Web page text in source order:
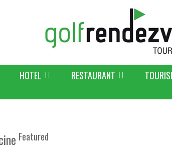
HOTEL RESTAURANT
Featured